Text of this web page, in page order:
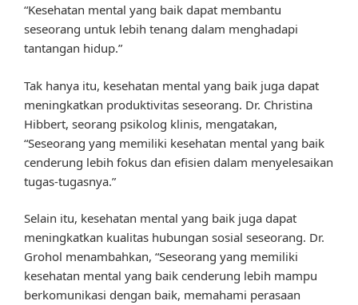
“Kesehatan mental yang baik dapat membantu
seseorang untuk lebih tenang dalam menghadapi
tantangan hidup.”
Tak hanya itu, kesehatan mental yang baik juga dapat
meningkatkan produktivitas seseorang. Dr. Christina
Hibbert, seorang psikolog klinis, mengatakan,
“Seseorang yang memiliki kesehatan mental yang baik
cenderung lebih fokus dan efisien dalam menyelesaikan
tugas-tugasnya.”
Selain itu, kesehatan mental yang baik juga dapat
meningkatkan kualitas hubungan sosial seseorang. Dr.
Grohol menambahkan, “Seseorang yang memiliki
kesehatan mental yang baik cenderung lebih mampu
berkomunikasi dengan baik, memahami perasaan